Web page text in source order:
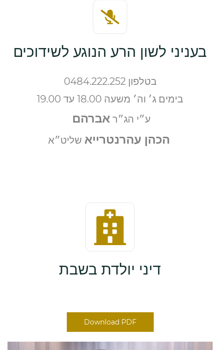
בעניני לשון הרע הנוגע לשידוכים
בטלפון 0484.222.252
בימים ג׳ וה׳ משעה 18.00 עד 19.00
ע״י הג״ראברהם
הכהן עהרנטרייא שליט״א
דיני יולדת בשבת
Download PDF